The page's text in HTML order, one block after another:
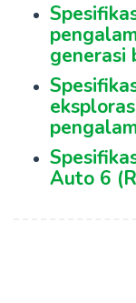
generasi
Auto 6